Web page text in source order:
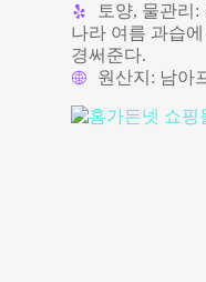
토양, 물관리:
나라 여름 과습
경써준다.
원산지: 남아